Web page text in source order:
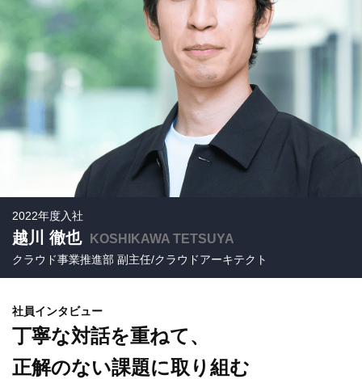
2022年度入社
越川 徹也 KOSHIKAWA TETSUYA
クラウド事業推進部 副主任/クラウドアーキテクト
社員インタビュー
丁寧な対話を重ねて、
正解のない課題に取り組む